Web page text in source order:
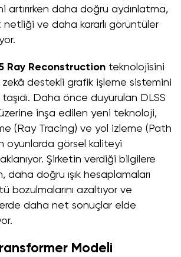
artırırken daha doğru aydınlatma,
netliği ve daha kararlı görüntüler
Ray Reconstruction teknolojisini
destekli grafik işleme sistemini
Daha önce duyurulan DLSS
üzerine inşa edilen yeni teknoloji,
(Ray Tracing) ve yol izleme (Path
oyunlarda görsel kaliteyi
Şirketin verdiği bilgilere
daha doğru ışık hesaplamaları
bozulmalarını azaltıyor ve
daha net sonuçlar elde
Modeli